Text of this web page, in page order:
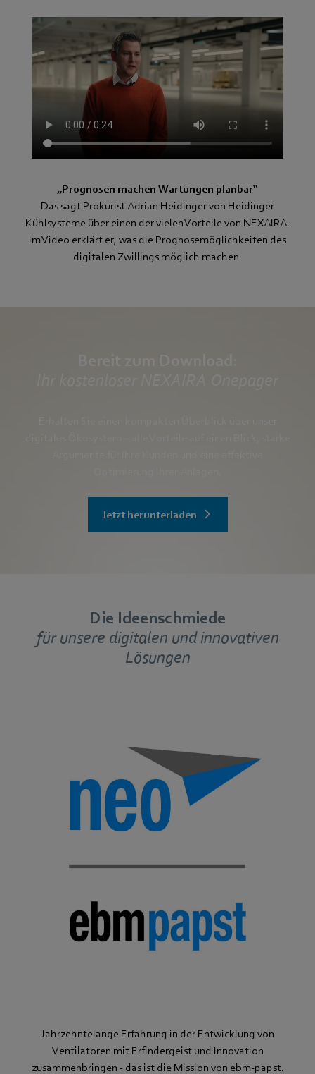
„Prognosen machen Wartungen planbar“
Das sagt Prokurist Adrian Heidinger von Heidinger
Kühlsysteme über einen der vielen Vorteile von NEXAIRA.
Im Video erklärt er, was die Prognosemöglichkeiten des
digitalen Zwillings möglich machen.
Jetzt herunterladen
Die Ideenschmiede
für unsere digitalen und innovativen
Lösungen
Jahrzehntelange Erfahrung in der Entwicklung von
Ventilatoren mit Erfindergeist und Innovation
zusammenbringen - das ist die Mission von ebm‑papst.